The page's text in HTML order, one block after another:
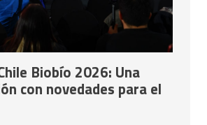
Biobío 2026: Una
con novedades para el